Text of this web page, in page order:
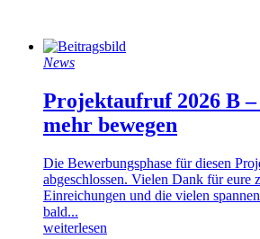
News
Projektaufruf 2026 B –
mehr bewegen
Die Bewerbungsphase für diesen
abgeschlossen. Vielen Dank für eure
Einreichungen und die vielen
bald...
weiterlesen